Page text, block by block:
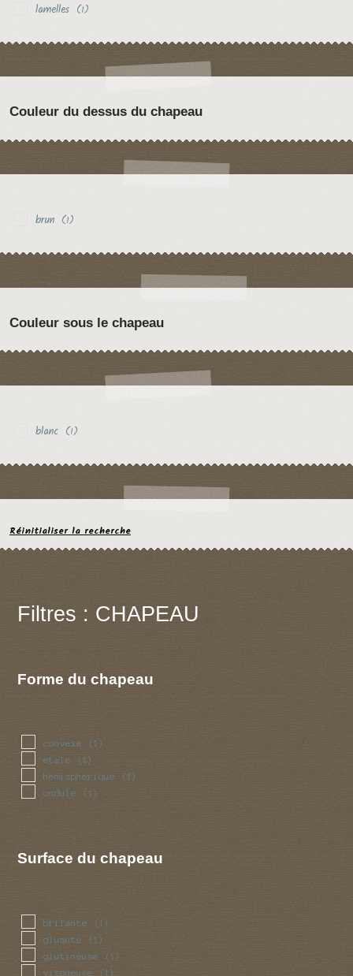
lamelles (1)
Couleur du dessus du chapeau
brun (1)
Couleur sous le chapeau
blanc (1)
Réinitialiser la recherche
Filtres : CHAPEAU
Forme du chapeau
convexe (1)
etale (1)
hemispherique (1)
ondule (1)
Surface du chapeau
brilante (1)
gluante (1)
glutineuse (1)
visqueuse (1)